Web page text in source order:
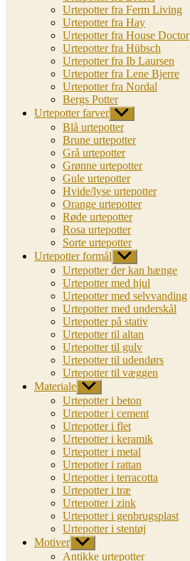
Urtepotter fra Ferm Living
Urtepotter fra Hay
Urtepotter fra House Doctor
Urtepotter fra Hübsch
Urtepotter fra Ib Laursen
Urtepotter fra Lene Bjerre
Urtepotter fra Nordal
Bergs Potter
Urtepotter farver Vis
undermenu
Blå urtepotter
Brune urtepotter
Grå urtepotter
Grønne urtepotter
Gule urtepotter
Hvide/lyse urtepotter
Orange urtepotter
Røde urtepotter
Rosa urtepotter
Sorte urtepotter
Urtepotter formål Vis
undermenu
Urtepotter der kan hænge
Urtepotter med hjul
Urtepotter med selvvanding
Urtepotter med underskål
Urtepotter på stativ
Urtepotter til altan
Urtepotter til gulv
Urtepotter til udendørs
Urtepotter til væggen
Materiale Vis
undermenu
Urtepotter i beton
Urtepotter i cement
Urtepotter i flet
Urtepotter i keramik
Urtepotter i metal
Urtepotter i rattan
Urtepotter i terracotta
Urtepotter i træ
Urtepotter i zink
Urtepotter i genbrugsplast
Urtepotter i stentøj
Motiver Vis
undermenu
Antikke urtepotter